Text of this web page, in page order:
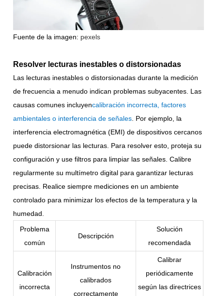
Fuente de la imagen: pexels
Resolver lecturas inestables o distorsionadas
Las lecturas inestables o distorsionadas durante la medición
de frecuencia a menudo indican problemas subyacentes. Las
causas comunes incluyencalibración incorrecta, factores
ambientales o interferencia de señales . Por ejemplo, la
interferencia electromagnética (EMI) de dispositivos cercanos
puede distorsionar las lecturas. Para resolver esto, proteja su
configuración y use filtros para limpiar las señales. Calibre
regularmente su multímetro digital para garantizar lecturas
precisas. Realice siempre mediciones en un ambiente
controlado para minimizar los efectos de la temperatura y la
humedad.
Problema
común
Descripción
Solución
recomendada
Calibración
incorrecta
Instrumentos no
calibrados
correctamente
Calibrar
periódicamente
según las directrices